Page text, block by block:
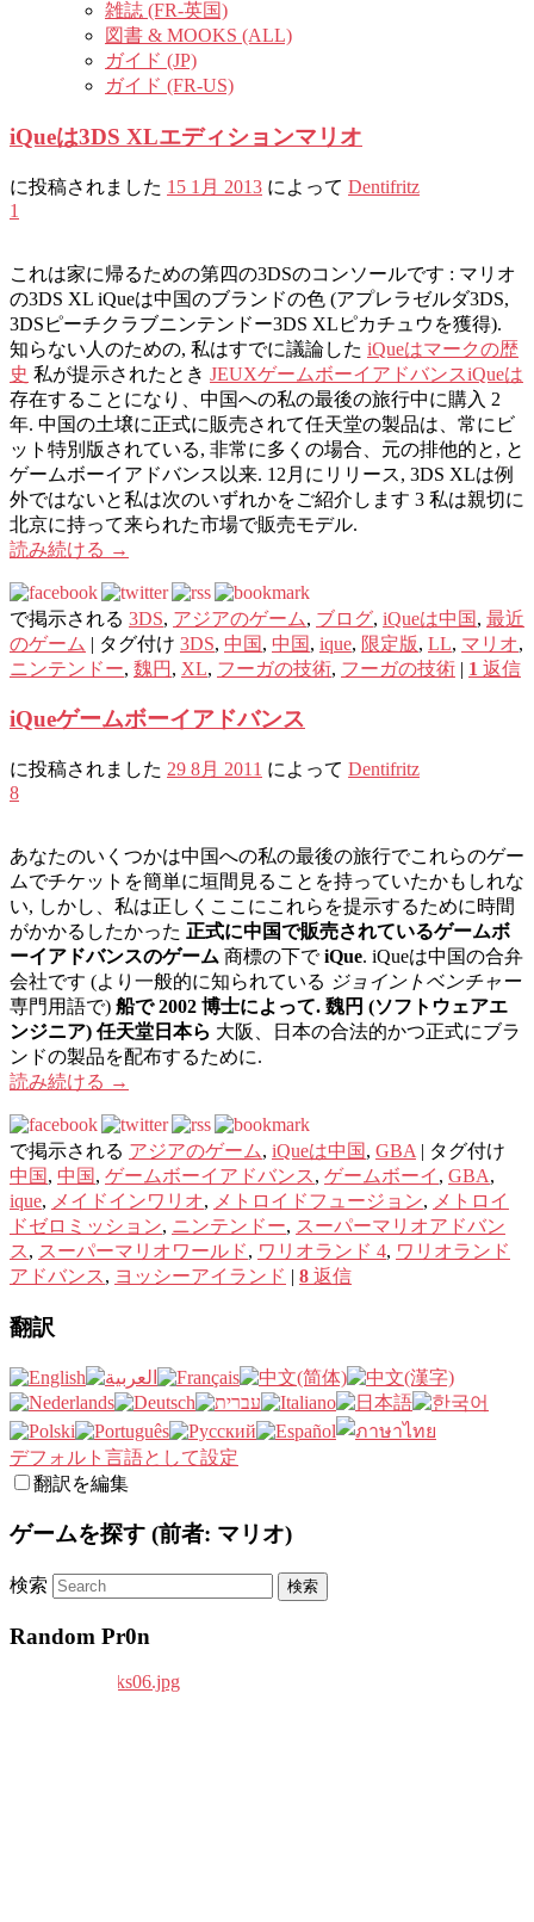
雑誌 (FR-英国)
図書 & MOOKS (ALL)
ガイド (JP)
ガイド (FR-US)
iQueは3DS XLエディションマリオ
に投稿されました 15 1月 2013 によって Dentifritz
1
これは家に帰るための第四の3DSのコンソールです : マリオ
の3DS XL iQueは中国のブランドの色 (アプレラゼルダ3DS,
3DSピーチクラブニンテンドー3DS XLピカチュウを獲得).
知らない人のための, 私はすでに議論した iQueはマークの歴
史 私が提示されたとき JEUXゲームボーイアドバンスiQueは
存在することになり、中国への私の最後の旅行中に購入 2
年. 中国の土壌に正式に販売されて任天堂の製品は、常にビ
ット特別版されている, 非常に多くの場合、元の排他的と, と
ゲームボーイアドバンス以来. 12月にリリース, 3DS XLは例
外ではないと私は次のいずれかをご紹介します 3 私は親切に
北京に持って来られた市場で販売モデル.
読み続ける →
で掲示される 3DS, アジアのゲーム, ブログ, iQueは中国 , 最近
のゲーム | タグ付け 3DS, 中国 , 中国 , ique, 限定版, LL, マリオ,
ニンテンドー, 魏円 , XL, フーガの技術, フーガの技術 | 1 返信
iQueゲームボーイアドバンス
に投稿されました 29 8月 2011 によって Dentifritz
8
あなたのいくつかは中国への私の最後の旅行でこれらのゲー
ムでチケットを簡単に垣間見ることを持っていたかもしれな
い, しかし、私は正しくここにこれらを提示するために時間
がかかるしたかった 正式に中国で販売されているゲームボ
ーイアドバンスのゲーム 商標の下でiQue. iQueは中国の合弁
会社です (より一般的に知られている ジョイントベンチャー
専門用語で) 船で 2002 博士によって. 魏円 (ソフトウェアエ
ンジニア) 任天堂日本ら 大阪、日本の合法的かつ正式にブラ
ンドの製品を配布するために.
読み続ける →
で掲示される アジアのゲーム, iQueは中国 , GBA | タグ付け
中国 , 中国 , ゲームボーイアドバンス , ゲームボーイ , GBA,
ique, メイドインワリオ, メトロイドフュージョン, メトロイ
ドゼロミッション, ニンテンドー, スーパーマリオアドバン
ス , スーパーマリオワールド, ワリオランド 4, ワリオランド
アドバンス , ヨッシーアイランド | 8 返信
翻訳
デフォルト言語として設定
翻訳を編集
ゲームを探す (前者: マリオ)
検索
Random Pr0n